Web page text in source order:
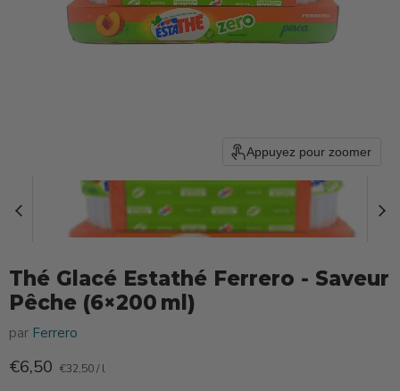
Appuyez pour zoomer
Thé Glacé Estathé Ferrero ‑ Saveur
Pêche (6×200 ml)
par Ferrero
Prix actuel
€6,50 €32,50/l